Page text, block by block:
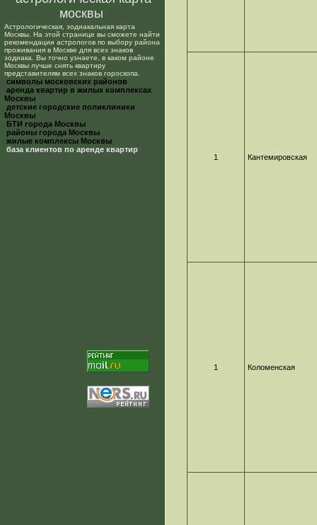
москвы
Астрологическая, зодиакальная карта
Москвы. На этой странице вы сможете найти
рекомендации астрологов по выбору района
проживания в Москве для всех знаков
зодиака. Вы точно узнаете, в каком районе
Москвы лучше снять квартиру
представителям всех знаков гороскопа.
cимволы московских районов
аренда квартир в жилых комплексах
Москвы
детские городские поликлиники
Москвы
БТИ города Москвы
районы города Москвы
жилые комплексы Москвы
база клиентов по аренде квартир
1 Кантемировская
1 Коломенская